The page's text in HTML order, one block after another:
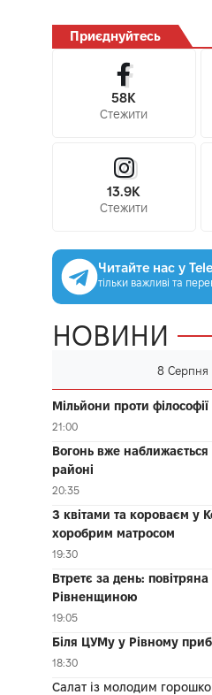
Приєднуйтесь
58K
Стежити
13.9K
Стежити
Читайте нас у
тільки важливі та
НОВИНИ
8 Серпня
Мільйони проти філософії
21:00
Вогонь вже
районі
20:35
З квітами та короваєм у
хоробрим матросом
19:30
Втретє за день:
Рівненщиною
19:05
Біля ЦУМу у Рівному
18:30
Салат із молодим